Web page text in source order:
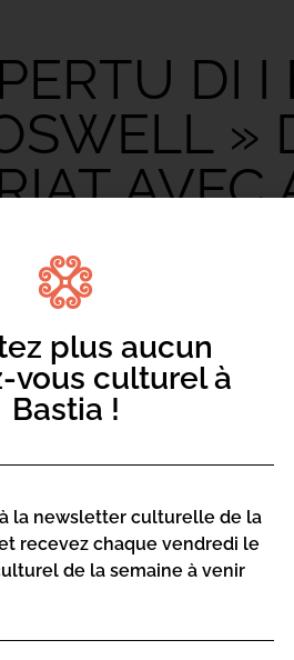
DI I
»
AVEC
chì una squatra di
filmu nantu à Paoli. U
muderna è aiutu
plus aucun
vous culturel à
Bastia !
la newsletter culturelle de la
recevez chaque vendredi le
de la semaine à venir